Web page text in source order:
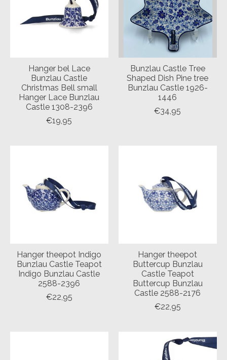
Hanger bel Lace
Bunzlau Castle
Christmas Bell small
Hanger Lace Bunzlau
Castle 1308-2396
€19,95
Bunzlau Castle Tree
Shaped Dish Pine tree
Bunzlau Castle 1926-
1446
€34,95
Hanger theepot Indigo
Bunzlau Castle Teapot
Indigo Bunzlau Castle
2588-2396
€22,95
Hanger theepot
Buttercup Bunzlau
Castle Teapot
Buttercup Bunzlau
Castle 2588-2176
€22,95